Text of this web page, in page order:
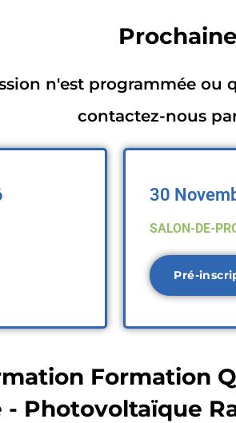
n'est programmée
contactez-nous
30
SALON-DE-
Pré-
Formation
- Photovoltaïque